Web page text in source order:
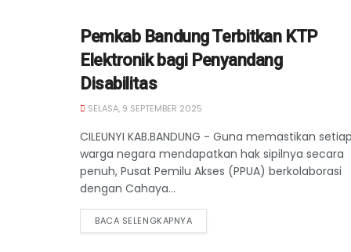
Pemkab Bandung Terbitkan KTP
Elektronik bagi Penyandang
Disabilitas
SELASA, 9 SEPTEMBER 2025
CILEUNYI KAB.BANDUNG - Guna memastikan setiap
warga negara mendapatkan hak sipilnya secara
penuh, Pusat Pemilu Akses (PPUA) berkolaborasi
dengan Cahaya...
BACA SELENGKAPNYA